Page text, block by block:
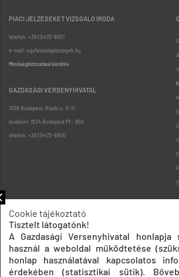
PIACI JELZÉSEKET VIZSGÁLÓ IRODA
telefon: +36 (1) 472-8851
e-mail: ugyfelszolgalat@gvh.hu
Minőségbiztosítási kérdőív
GAZDASÁGI VERSENYHIVATAL
1026 Budapest, Riadó u. 5-11.
levélcím: 1534 Budapest Pf.: 958
telefon: +36 (1) 472-8900
Impresszum Adatkezelési tájékoztatók
Közadatkereső
Süti beállítások
Cookie tájékoztató
Tisztelt látogatónk!
A Gazdasági Versenyhivatal
használ a weboldal működtetése
honlap használatával kapcsolatos
érdekében (statisztikai sütik).